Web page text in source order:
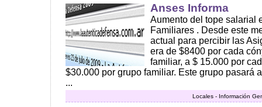
Anses Informa
Aumento del tope salarial
Familiares . Desde este
actual para percibir las
era de $8400 por cada
familiar, a $ 15.000 por
$30.000 por grupo familiar. Este grupo pasará
...
Locales - Información